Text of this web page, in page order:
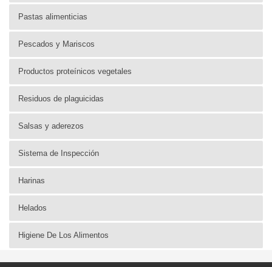
Pastas alimenticias
Pescados y Mariscos
Productos proteínicos vegetales
Residuos de plaguicidas
Salsas y aderezos
Sistema de Inspección
Harinas
Helados
Higiene De Los Alimentos